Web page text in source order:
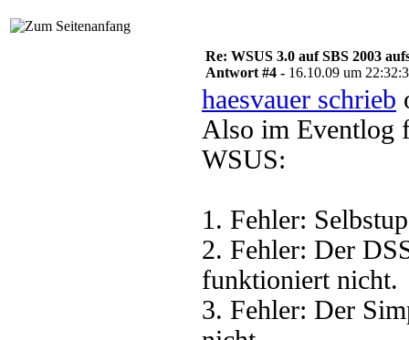
Re: WSUS 3.0 auf SBS 2003
Antwort #4 - 16.10.09 um
haesvauer schrieb
Also im Eventlog
WSUS:
1. Fehler:
2. Fehler: Der
funktioniert nicht.
3. Fehler: Der